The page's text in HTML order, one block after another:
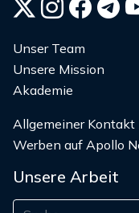
Unser Team
Unsere Mission
Akademie
Allgemeiner Kontakt
Werben auf Apollo
Unsere Arbeit